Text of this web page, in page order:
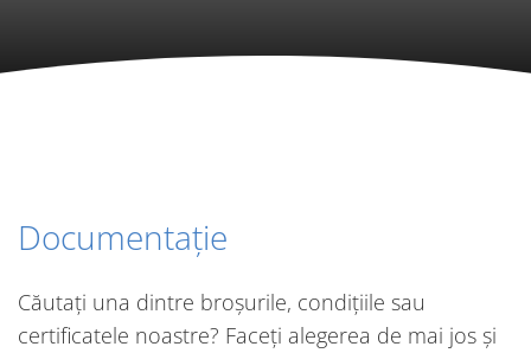
Documentație
Căutați una dintre broșurile, condițiile sau
certificatele noastre? Faceți alegerea de mai jos și